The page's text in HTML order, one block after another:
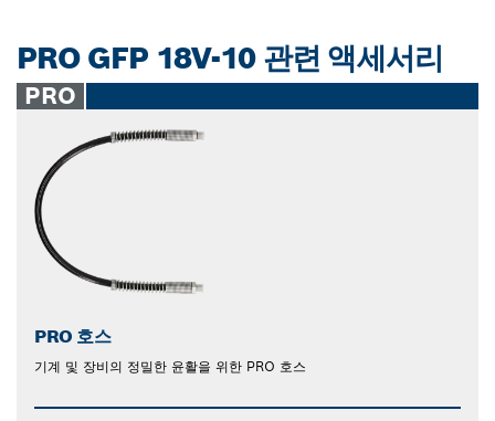
PRO GFP 18V-10 관련 액세서리
PRO
PRO 호스
기계 및 장비의 정밀한 윤활을 위한 PRO 호스